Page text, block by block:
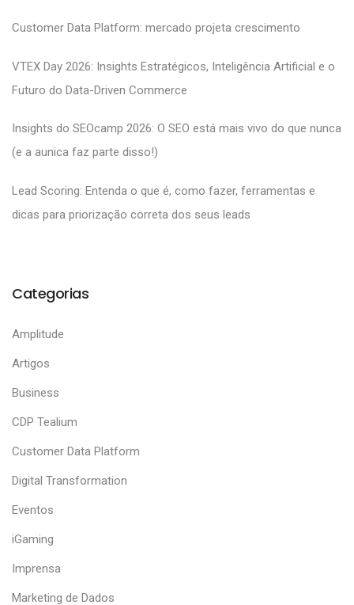
Customer Data Platform: mercado projeta crescimento
VTEX Day 2026: Insights Estratégicos, Inteligência Artificial e o
Futuro do Data-Driven Commerce
Insights do SEOcamp 2026: O SEO está mais vivo do que nunca
(e a aunica faz parte disso!)
Lead Scoring: Entenda o que é, como fazer, ferramentas e
dicas para priorização correta dos seus leads
Categorias
Amplitude
Artigos
Business
CDP Tealium
Customer Data Platform
Digital Transformation
Eventos
iGaming
Imprensa
Marketing de Dados